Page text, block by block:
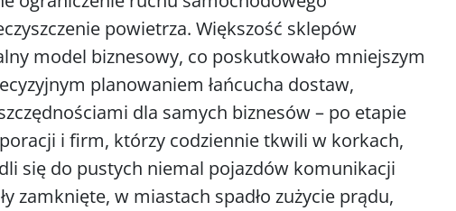
powietrza. Większość sklepów
model biznesowy, co poskutkowało mniejszym
planowaniem łańcucha dostaw,
dla samych biznesów – po etapie
i firm, którzy codziennie tkwili w korkach,
się do pustych niemal pojazdów komunikacji
zamknięte, w miastach spadło zużycie prądu,